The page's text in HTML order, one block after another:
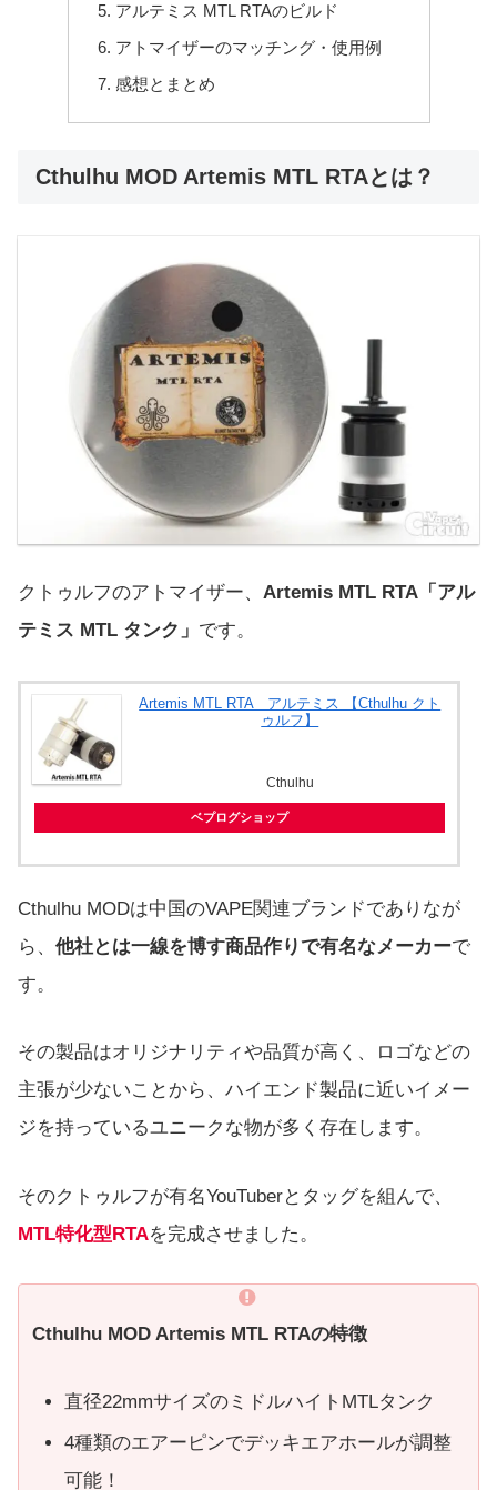
アルテミス MTL RTAのビルド
アトマイザーのマッチング・使用例
感想とまとめ
Cthulhu MOD Artemis MTL RTAとは？
クトゥルフのアトマイザー、 Artemis MTL RTA「アル
テミス MTL タンク」 です。
Artemis MTL RTA アルテミス 【Cthulhu クト
ゥルフ】
Cthulhu
ベプログショップ
Cthulhu MODは中国のVAPE関連ブランドでありなが
ら、 他社とは一線を博す商品作りで有名なメーカーで
す。
その製品はオリジナリティや品質が高く、ロゴなどの
主張が少ないことから、ハイエンド製品に近いイメー
ジを持っているユニークな物が多く存在します。
そのクトゥルフが有名YouTuberとタッグを組んで、
MTL特化型RTAを完成させました。
Cthulhu MOD Artemis MTL RTAの特徴
直径22mmサイズのミドルハイトMTLタンク
4種類のエアーピンでデッキエアホールが調整
可能！